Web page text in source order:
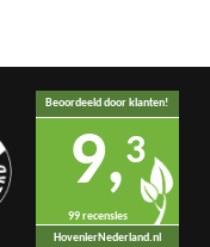
Beoordeeld door klanten!
9,3
99 recensies
HovenierNederland.nl